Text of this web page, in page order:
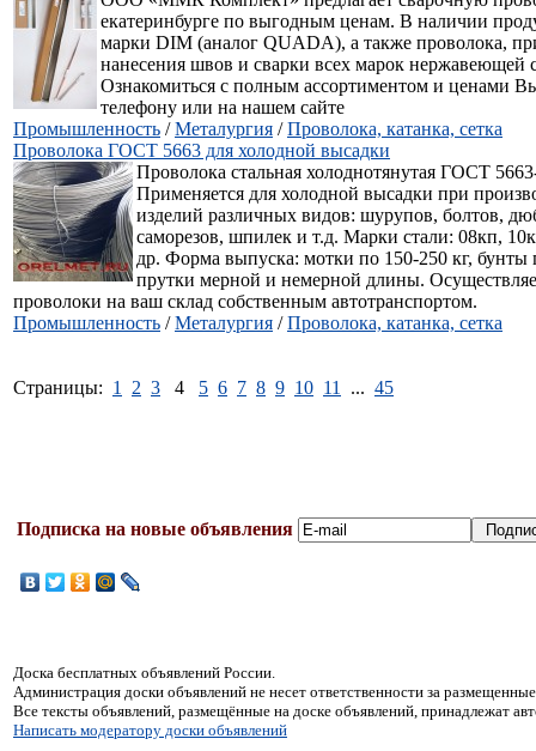
екатеринбурге по выгодным ценам. В наличии
марки DIM (аналог QUADA), а также проволока,
нанесения швов и сварки всех марок нержавеющей
Ознакомиться с полным ассортиментом и ценами
телефону или на нашем сайте
Промышленность /Металургия /Проволока, катанка, сетка
Проволока ГОСТ 5663 для холодной высадки
Проволока стальная холоднотянутая ГОСТ
Применяется для холодной высадки при
изделий различных видов: шурупов, болтов,
саморезов, шпилек и т.д. Марки стали: 08кп,
др. Форма выпуска: мотки по 150-250 кг, бунты
прутки мерной и немерной длины.
проволоки на ваш склад собственным автотранспортом.
Промышленность /Металургия /Проволока, катанка, сетка
Страницы: 1 2 3 4 5 6 7 8 9 10 11 ... 45
Подписка на новые объявления
Доска бесплатных объявлений России.
Администрация доски объявлений не несет ответственности за
Все тексты объявлений, размещённые на доске объявлений, принадлежат
Написать модератору доски объявлений